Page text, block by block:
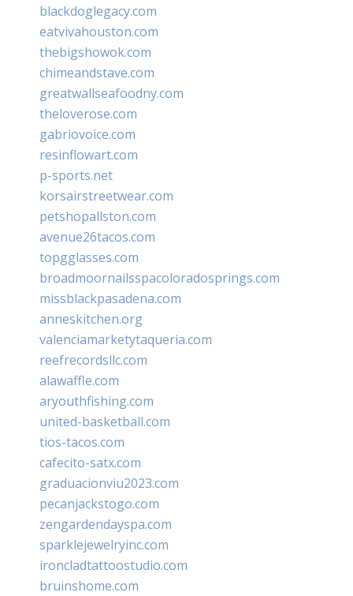
blackdoglegacy.com
eatvivahouston.com
thebigshowok.com
chimeandstave.com
greatwallseafoodny.com
theloverose.com
gabriovoice.com
resinflowart.com
p-sports.net
korsairstreetwear.com
petshopallston.com
avenue26tacos.com
topgglasses.com
broadmoornailsspacoloradosprings.com
missblackpasadena.com
anneskitchen.org
valenciamarketytaqueria.com
reefrecordsllc.com
alawaffle.com
aryouthfishing.com
united-basketball.com
tios-tacos.com
cafecito-satx.com
graduacionviu2023.com
pecanjackstogo.com
zengardendayspa.com
sparklejewelryinc.com
ironcladtattoostudio.com
bruinshome.com